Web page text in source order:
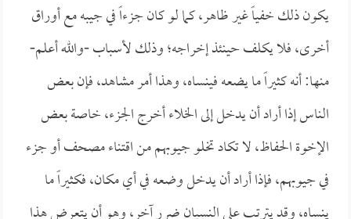
يكون ذلك خفياً غير ظاهر، كما لو كان جزءاً في جيبه مع أوراق
أخرى، فلا يكلف حينئذ إخراجه؛ وذلك لأسباب -والله أعلم-
منها: أنه كثيراً ما يضعه فينساه، وهذا أمر مشاهد، فإن بعض
الناس إذا أراد أن يدخل إلى الخلاء أخرج الجزء، خاصة بعض
الإخوة الحفاظ، لا تكاد تخلو جيوبهم من اقتناء مصحف أو جزء
في جيوبهم، فإذا أراد أن يدخل وضعه في أي مكان، فكثيراً ما